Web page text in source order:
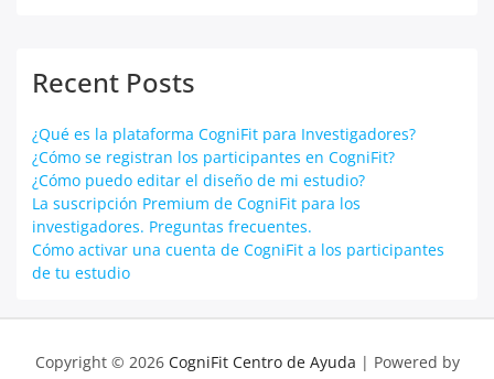
Recent Posts
¿Qué es la plataforma CogniFit para Investigadores?
¿Cómo se registran los participantes en CogniFit?
¿Cómo puedo editar el diseño de mi estudio?
La suscripción Premium de CogniFit para los
investigadores. Preguntas frecuentes.
Cómo activar una cuenta de CogniFit a los participantes
de tu estudio
Copyright © 2026 CogniFit Centro de Ayuda | Powered by